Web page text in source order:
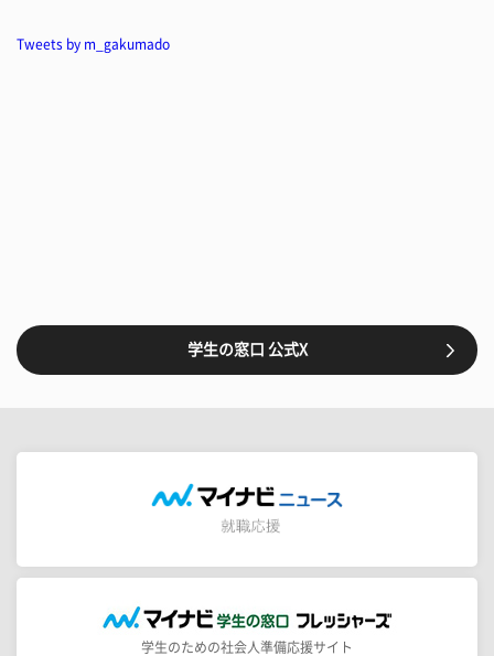
Tweets by m_gakumado
学生の窓口 公式X
学生のための社会人準備応援サイト